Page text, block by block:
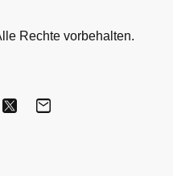
Rechte vorbehalten.